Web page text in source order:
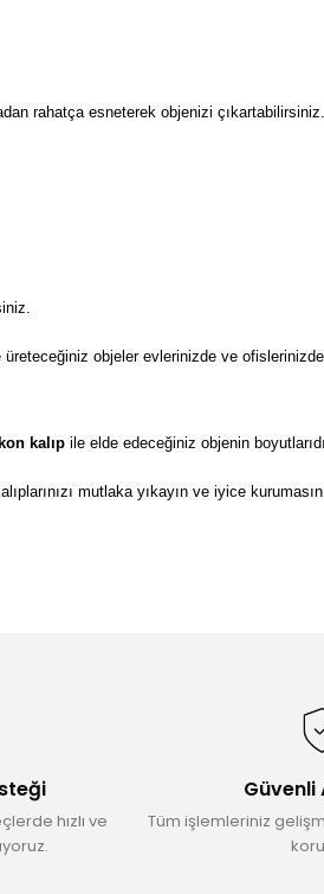
rahatça esneterek objenizi çıkartabilirsiniz.
üreteceğiniz objeler evlerinizde ve
kalıp ile elde edeceğiniz objenin
mutlaka yıkayın ve iyice
hızlı ve
Güvenli
Tüm işlemleriniz